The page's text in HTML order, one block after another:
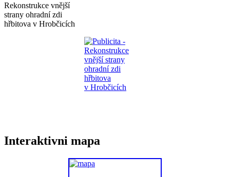
Rekonstrukce vnější
strany ohradní zdi
hřbitova v Hrobčicích
Interaktivni mapa